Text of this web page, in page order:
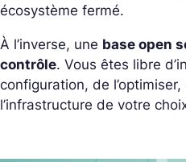
écosystème fermé.
À l’inverse, une base open
contrôle. Vous êtes libre
configuration, de
l’infrastructure de votre